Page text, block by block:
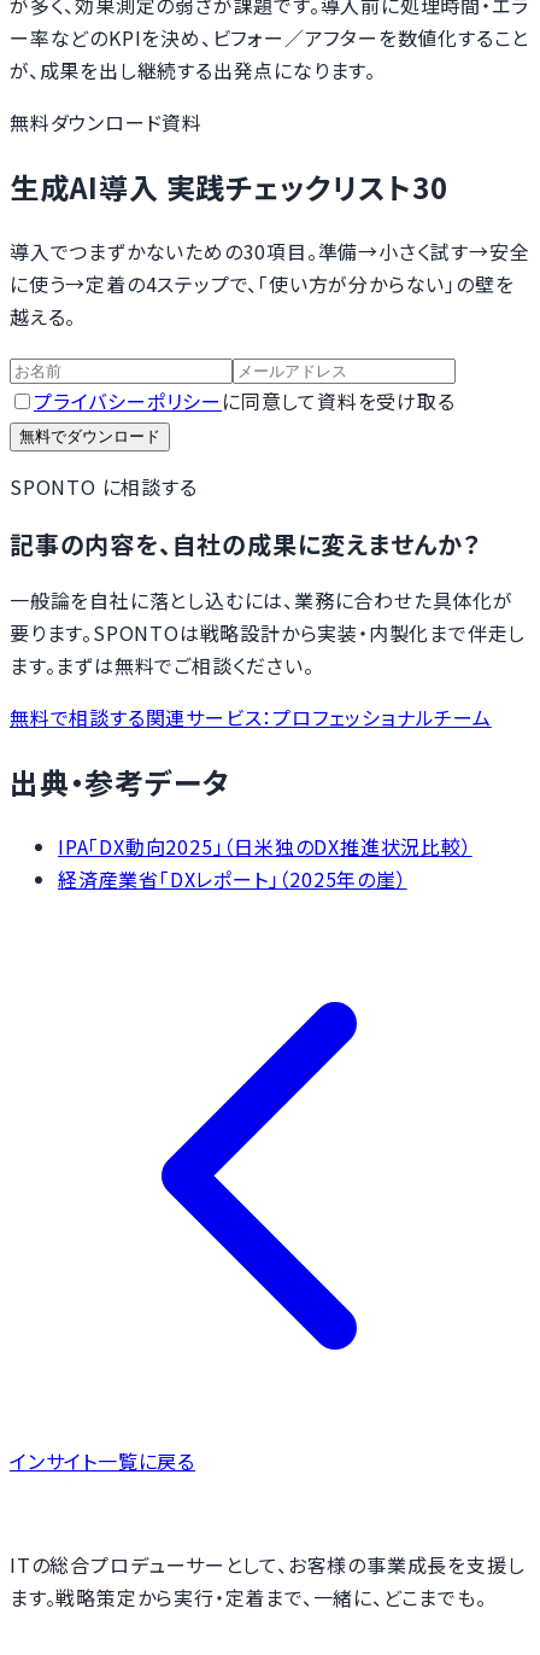
ー率などのKPIを決め、ビフォー／アフターを数値化すること
が、成果を出し継続する出発点になります。
無料ダウンロード資料
生成AI導入 実践チェックリスト30
導入でつまずかないための30項目。準備→小さく試す→安全
に使う→定着の4ステップで、「使い方が分からない」の壁を
越える。
プライバシーポリシー に同意して資料を受け取る
無料でダウンロード
SPONTO に相談する
記事の内容を、自社の成果に変えませんか？
一般論を自社に落とし込むには、業務に合わせた具体化が
要ります。SPONTOは戦略設計から実装・内製化まで伴走し
ます。まずは無料でご相談ください。
無料で相談する関連サービス：プロフェッショナルチーム
出典・参考データ
IPA「DX動向2025」（日米独のDX推進状況比較）
経済産業省「DXレポート」（2025年の崖）
インサイト一覧に戻る
ITの総合プロデューサーとして、お客様の事業成長を支援し
ます。戦略策定から実行・定着まで、一緒に、どこまでも。